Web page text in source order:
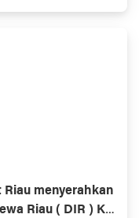
Riau menyerahkan
Riau ( DIR ) Ke